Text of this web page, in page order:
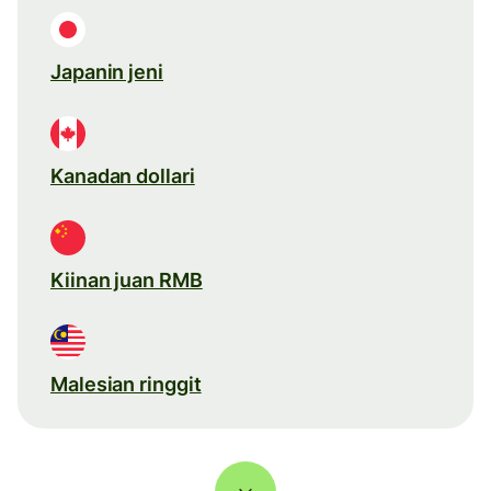
Japanin jeni
Kanadan dollari
Kiinan juan RMB
Malesian ringgit